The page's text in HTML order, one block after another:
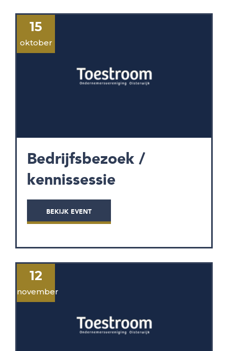
15
oktober
Bedrijfsbezoek /
kennissessie
BEKIJK EVENT
12
november